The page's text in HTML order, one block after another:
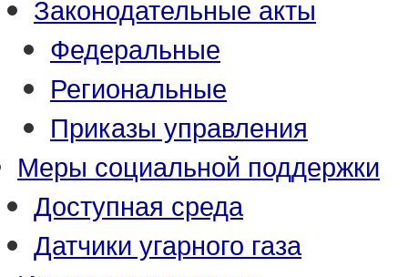
Законодательные акты
Федеральные
Региональные
Приказы управления
Меры социальной поддержки
Доступная среда
Датчики угарного газа